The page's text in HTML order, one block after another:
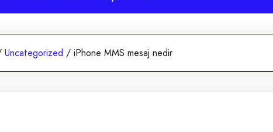
Uncategorized / iPhone MMS mesaj nedir